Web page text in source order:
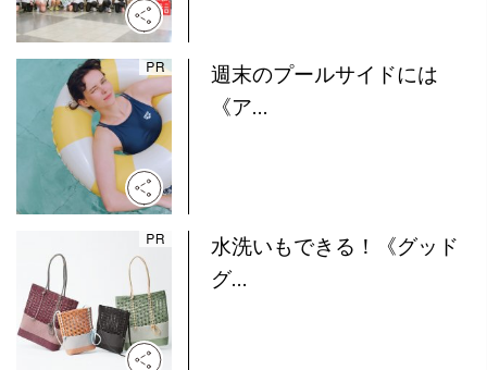
週末のプールサイドには
《ア...
水洗いもできる！《グッド
グ...